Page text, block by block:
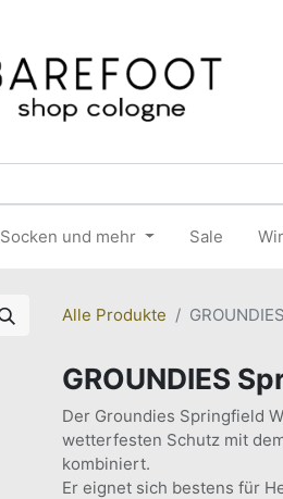
Socken und mehr Sale Wir
Alle Produkte
GROUNDIES
Der Groundies Springfield
wetterfesten Schutz mit
kombiniert.
Er eignet sich bestens für